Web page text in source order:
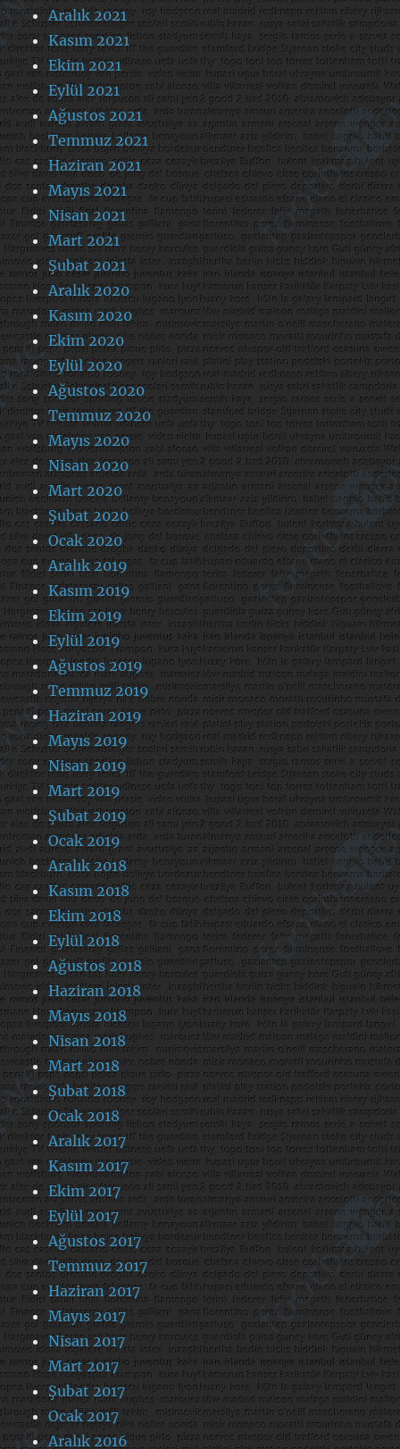
Aralık 2021
Kasım 2021
Ekim 2021
Eylül 2021
Ağustos 2021
Temmuz 2021
Haziran 2021
Mayıs 2021
Nisan 2021
Mart 2021
Şubat 2021
Aralık 2020
Kasım 2020
Ekim 2020
Eylül 2020
Ağustos 2020
Temmuz 2020
Mayıs 2020
Nisan 2020
Mart 2020
Şubat 2020
Ocak 2020
Aralık 2019
Kasım 2019
Ekim 2019
Eylül 2019
Ağustos 2019
Temmuz 2019
Haziran 2019
Mayıs 2019
Nisan 2019
Mart 2019
Şubat 2019
Ocak 2019
Aralık 2018
Kasım 2018
Ekim 2018
Eylül 2018
Ağustos 2018
Haziran 2018
Mayıs 2018
Nisan 2018
Mart 2018
Şubat 2018
Ocak 2018
Aralık 2017
Kasım 2017
Ekim 2017
Eylül 2017
Ağustos 2017
Temmuz 2017
Haziran 2017
Mayıs 2017
Nisan 2017
Mart 2017
Şubat 2017
Ocak 2017
Aralık 2016